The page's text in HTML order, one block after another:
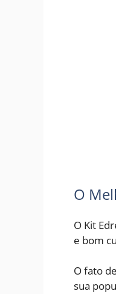
O
O Kit
e bom
O fato
sua